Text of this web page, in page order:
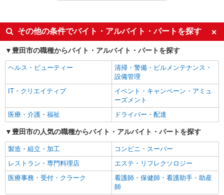
豊田市◎車通勤OK
キープ 詳細を見る
株式会社kotrio /●NG-H-1811400
シニア向けマンションで見守り・食事配膳など
＊豊田市＊。日払可
時給1500円〜2125円 ＜日払い有/週払い有/交
通費全支給(ガソリン代含む)＞
キープ 詳細を見る
未経験歓迎
ミドル（40代～）活躍中
週2～3日勤務OK
深夜
交通費支給
社会保険あり
その他の条件でバイト・アルバイト・パートを探す
豊田市の職種からバイト・アルバイト・パートを探す
ヘルス・ビューティー
清掃・警備・ビルメンテナンス・
設備管理
IT・クリエイティブ
イベント・キャンペーン・アミュ
ーズメント
医療・介護・福祉
ドライバー・配達
豊田市の人気の職種からバイト・アルバイト・パートを探す
製造・組立・加工
コンビニ・スーパー
レストラン・専門料理店
エステ・リフレクソロジー
医療事務・受付・クラーク
看護師・保健師・看護助手・助産
師